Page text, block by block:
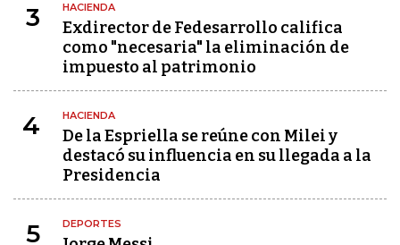
3 HACIENDA
Exdirector de Fedesarrollo califica
como "necesaria" la eliminación de
impuesto al patrimonio
4 HACIENDA
De la Espriella se reúne con Milei y
destacó su influencia en su llegada a la
Presidencia
5 DEPORTES